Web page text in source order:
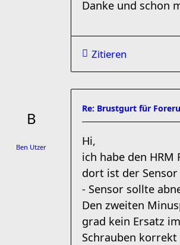
Danke und schon
Zitieren
Ben Utzer
Re: Brustgurt für
Hi,
ich habe den
dort ist der
- Sensor sollte
Den zweiten
grad kein Ersatz
Schrauben